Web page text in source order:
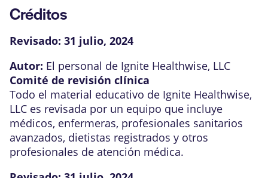
Créditos
Revisado: 31 julio, 2024
Autor: El personal de Ignite Healthwise, LLC
Comité de revisión clínica
Todo el material educativo de Ignite Healthwise,
LLC es revisada por un equipo que incluye
médicos, enfermeras, profesionales sanitarios
avanzados, dietistas registrados y otros
profesionales de atención médica.